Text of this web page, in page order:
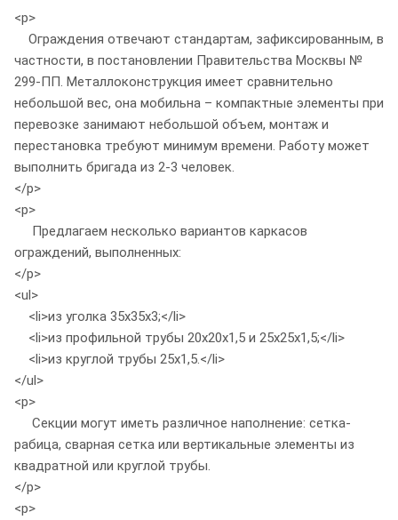
<p>
Ограждения отвечают стандартам, зафиксированным, в
частности, в постановлении Правительства Москвы №
299-ПП. Металлоконструкция имеет сравнительно
небольшой вес, она мобильна – компактные элементы при
перевозке занимают небольшой объем, монтаж и
перестановка требуют минимум времени. Работу может
выполнить бригада из 2-3 человек.
</p>
<p>
Предлагаем несколько вариантов каркасов
ограждений, выполненных:
</p>
<ul>
<li>из уголка 35х35х3;</li>
<li>из профильной трубы 20х20х1,5 и 25х25х1,5;</li>
<li>из круглой трубы 25х1,5.</li>
</ul>
<p>
Секции могут иметь различное наполнение: сетка-
рабица, сварная сетка или вертикальные элементы из
квадратной или круглой трубы.
</p>
<p>